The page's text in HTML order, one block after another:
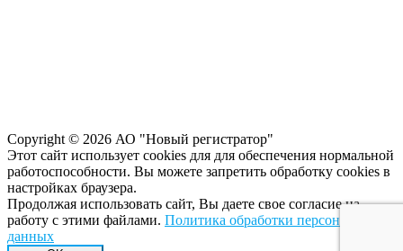
Copyright © 2026 АО "Новый регистратор"
Этот сайт использует cookies для для обеспечения нормальной
работоспособности. Вы можете запретить обработку сookies в
настройках браузера.
Продолжая использовать сайт, Вы даете свое согласие на
работу с этими файлами. Политика обработки персональных
данных